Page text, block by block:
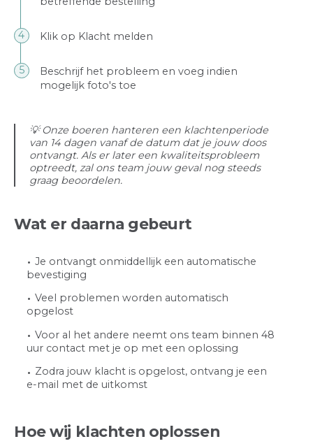
Klik op Klacht melden
Beschrijf het probleem en voeg indien
mogelijk foto's toe
💡 Onze boeren hanteren een klachtenperiode
van 14 dagen vanaf de datum dat je jouw doos
ontvangt. Als er later een kwaliteitsprobleem
optreedt, zal ons team jouw geval nog steeds
graag beoordelen.
Wat er daarna gebeurt
Je ontvangt onmiddellijk een automatische
bevestiging
Veel problemen worden automatisch
opgelost
Voor al het andere neemt ons team binnen 48
uur contact met je op met een oplossing
Zodra jouw klacht is opgelost, ontvang je een
e-mail met de uitkomst
Hoe wij klachten oplossen